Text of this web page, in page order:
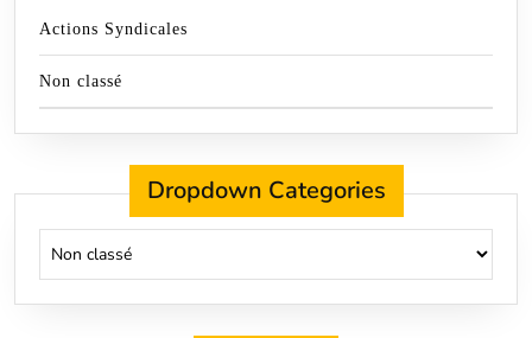
Actions Syndicales
Non classé
Dropdown Categories